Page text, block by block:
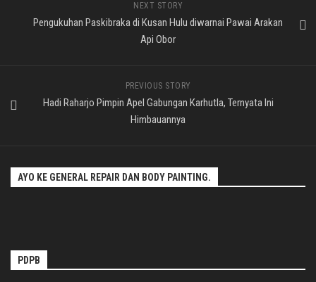
NEXT STORY
Pengukuhan Paskibraka di Kusan Hulu diwarnai Pawai Arakan
Api Obor
PREVIOUS STORY
Hadi Raharjo Pimpin Apel Gabungan Karhutla, Ternyata Ini
Himbauannya
AYO KE GENERAL REPAIR DAN BODY PAINTING.
PDPB